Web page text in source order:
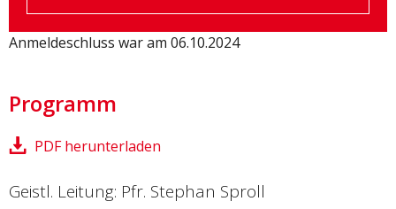
Anmeldeschluss war am 06.10.2024
Programm
PDF herunterladen
Geistl. Leitung: Pfr. Stephan Sproll